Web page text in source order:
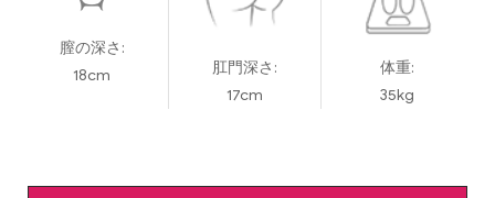
膣の深さ:
18cm
肛門深さ:
17cm
体重:
35kg